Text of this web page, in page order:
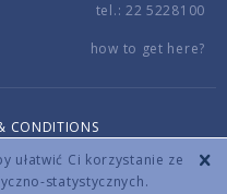
ułatwić Ci korzystanie ze
statystycznych.
tel.: 22 5228100
how to get here?
CONDITIONS
All rights reserved.